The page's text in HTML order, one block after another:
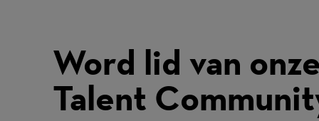
Word lid van onze
Talent